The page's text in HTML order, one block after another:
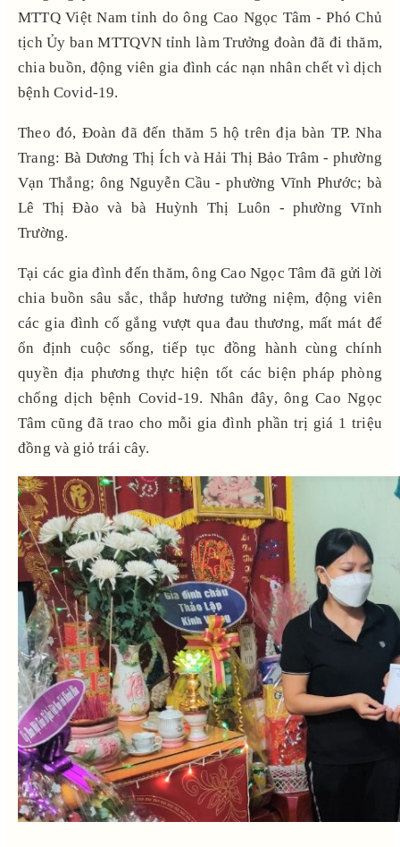
MTTQ Việt Nam tỉnh do ông Cao Ngọc Tâm - Phó Chủ
tịch Ủy ban MTTQVN tỉnh làm Trưởng đoàn đã đi thăm,
chia buồn, động viên gia đình các nạn nhân chết vì dịch
bệnh Covid-19.
Theo đó, Đoàn đã đến thăm 5 hộ trên địa bàn TP. Nha
Trang: Bà Dương Thị Ích và Hải Thị Bảo Trâm - phường
Vạn Thắng; ông Nguyễn Cầu - phường Vĩnh Phước; bà
Lê Thị Đào và bà Huỳnh Thị Luôn - phường Vĩnh
Trường.
Tại các gia đình đến thăm, ông Cao Ngọc Tâm đã gửi lời
chia buồn sâu sắc, thắp hương tưởng niệm, động viên
các gia đình cố gắng vượt qua đau thương, mất mát để
ổn định cuộc sống, tiếp tục đồng hành cùng chính
quyền địa phương thực hiện tốt các biện pháp phòng
chống dịch bệnh Covid-19. Nhân đây, ông Cao Ngọc
Tâm cũng đã trao cho mỗi gia đình phần trị giá 1 triệu
đồng và giỏ trái cây.